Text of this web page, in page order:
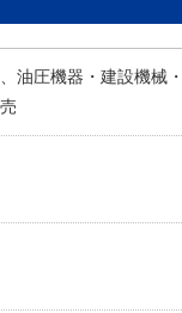
油圧機器・建設機械